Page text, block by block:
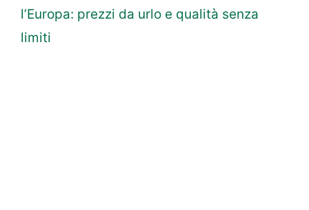
l’Europa: prezzi da urlo e qualità senza
limiti